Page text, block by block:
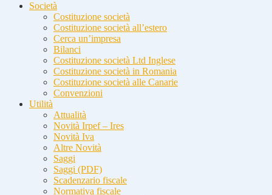
Società
Costituzione società
Costituzione società all’estero
Cerca un’impresa
Bilanci
Costituzione società Ltd Inglese
Costituzione società in Romania
Costituzione società alle Canarie
Convenzioni
Utilità
Attualità
Novità Irpef – Ires
Novità Iva
Altre Novità
Saggi
Saggi (PDF)
Scadenzario fiscale
Normativa fiscale